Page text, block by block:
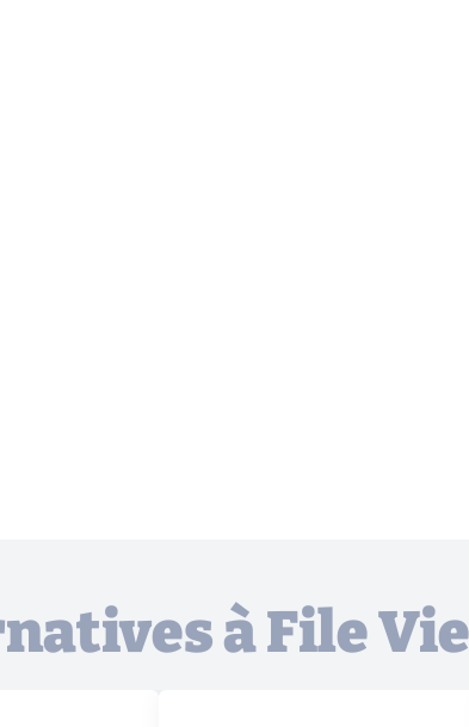
à File